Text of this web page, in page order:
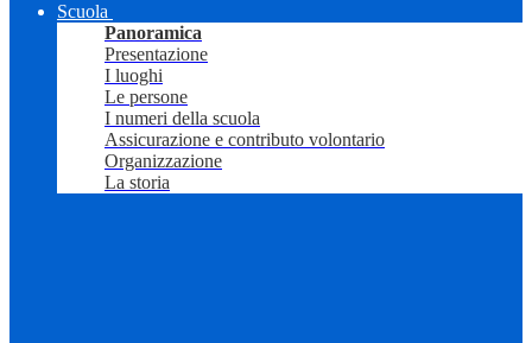
Scuola
Panoramica
Presentazione
I luoghi
Le persone
I numeri della scuola
Assicurazione e contributo volontario
Organizzazione
La storia